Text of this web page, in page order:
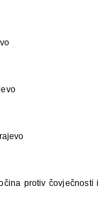
protiv čovječnosti i